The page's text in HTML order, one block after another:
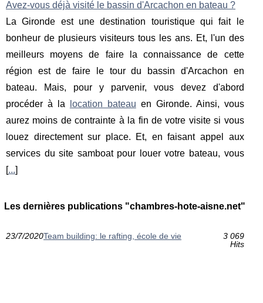
Avez-vous déjà visité le bassin d'Arcachon en bateau ?
La Gironde est une destination touristique qui fait le
bonheur de plusieurs visiteurs tous les ans. Et, l'un des
meilleurs moyens de faire la connaissance de cette
région est de faire le tour du bassin d'Arcachon en
bateau. Mais, pour y parvenir, vous devez d'abord
procéder à la
location bateau en Gironde. Ainsi, vous
aurez moins de contrainte à la fin de votre visite si vous
louez directement sur place. Et, en faisant appel aux
services du site samboat pour louer votre bateau, vous
[...]
Les dernières publications "chambres-hote-aisne.net"
23/7/2020Team building: le rafting, école de vie
3 069
Hits